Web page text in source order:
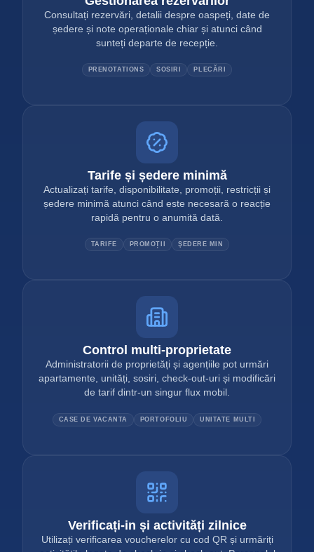
Consultați rezervări, detalii despre oaspeți, date de
ședere și note operaționale chiar și atunci când
sunteți departe de recepție.
PRENOTATIONS SOSIRI PLECĂRI
Tarife și ședere minimă
Actualizați tarife, disponibilitate, promoții, restricții și
ședere minimă atunci când este necesară o reacție
rapidă pentru o anumită dată.
TARIFE PROMOȚII ŞEDERE MIN
Control multi-proprietate
Administratorii de proprietăți și agențiile pot urmări
apartamente, unități, sosiri, check-out-uri și modificări
de tarif dintr-un singur flux mobil.
CASE DE VACANTA PORTOFOLIU UNITATE MULTI
Verificați-in și activități zilnice
Utilizați verificarea voucherelor cu cod QR și urmăriți